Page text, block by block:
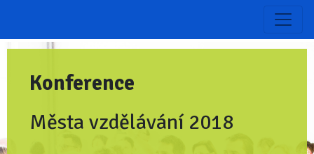
Konference
Města vzdělávání 2018